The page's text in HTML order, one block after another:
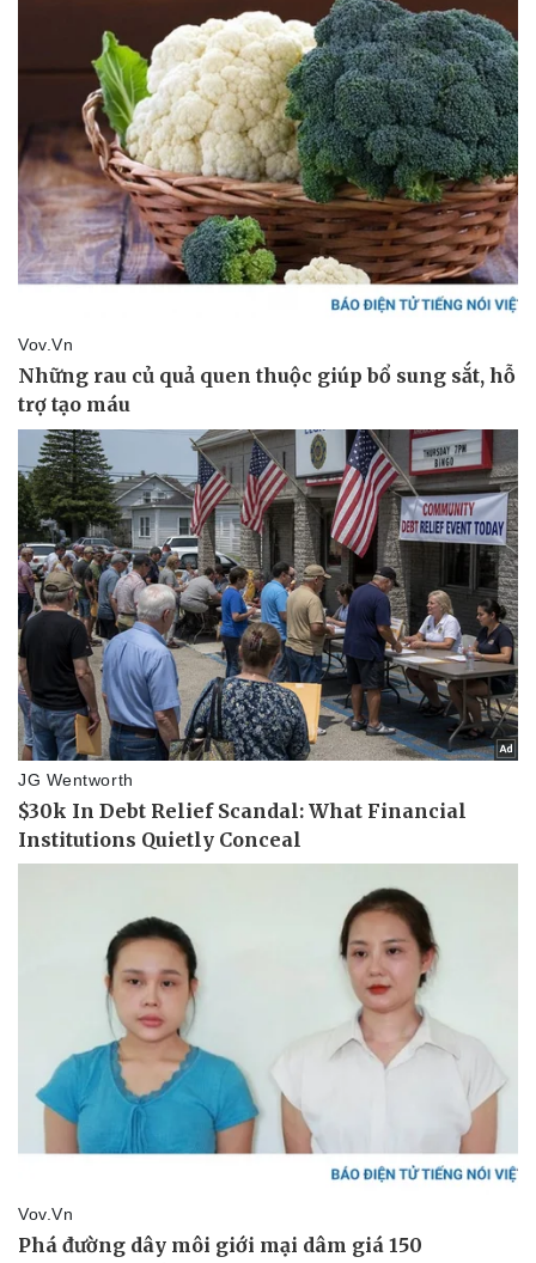
Thể thao
Bóng đá
Lịch thi đấu bóng đá
Thế giới thể thao
eSports
Hậu trường
Ô tô - Xe máy
Ô tô
Xe máy
Tư vấn